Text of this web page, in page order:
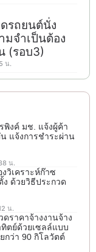
รถยนต์นั่ง
จำเป็นต้อง
(รอบ3)
น.
งค์ มช. แจ้งผู้ค้า
แจ้งการชำระผ่าน
น.
วิเคราะห์ก๊าซ
ง ด้วยวิธีประกวด
น.
ราคาจ้างงานจ้าง
ตย์ด้วยเซลล์แบบ
กว่า 90 กิโลวัตต์